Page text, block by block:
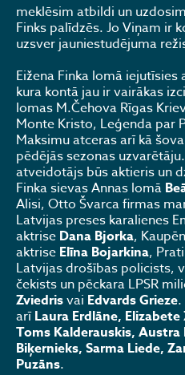
meklēsim atbildi un
Finks palīdzēs. Jo Viņam ir
uzsver jauniestudējuma
Eižena Finka lomā iejutīsies
kura kontā jau ir vairākas
lomas M.Čehova Rīgas
Monte Kristo, Leģenda par
Maksimu atceras arī kā
pēdējās sezonas
atveidotājs būs aktieris un
Finka sievas Annas lomā
Alisi, Otto Švarca firmas
Latvijas preses karalienes
aktrise Dana Bjorka,
aktrise Elīna Bojarkina,
Latvijas drošības policists,
čekists un pēckara LPSR
Zviedrisvai Edvards Grieze
arīLaura Erdlāne,
Toms Kalderauskis,
Biķernieks, Sarma Liede,
Puzāns.